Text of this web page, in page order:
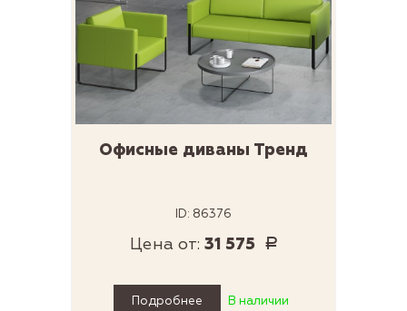
Офисные диваны Тренд
ID: 86376
Цена от: 31 575 Р
Подробнее В наличии